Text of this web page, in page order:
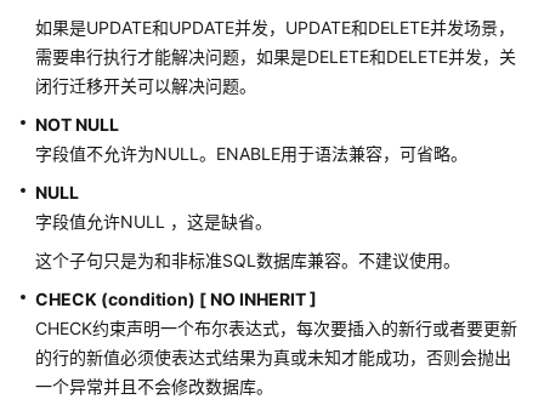
DROP
DATABASE
DROP
DROP
FOREIGN
DATA
如果是UPDATE和UPDATE并发，UPDATE和DELETE并发场景，
需要串行执行才能解决问题，如果是DELETE和DELETE并发，关
闭行迁移开关可以解决问题。
NOT NULL
字段值不允许为NULL。ENABLE用于语法兼容，可省略。
NULL
字段值允许NULL ，这是缺省。
这个子句只是为和非标准SQL数据库兼容。不建议使用。
CHECK (condition) [ NO INHERIT ]
CHECK约束声明一个布尔表达式，每次要插入的新行或者要更新
的行的新值必须使表达式结果为真或未知才能成功，否则会抛出
一个异常并且不会修改数据库。